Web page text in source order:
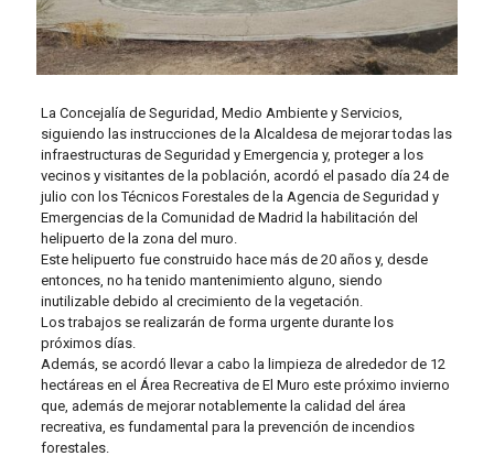
La Concejalía de Seguridad, Medio Ambiente y Servicios,
siguiendo las instrucciones de la Alcaldesa de mejorar todas las
infraestructuras de Seguridad y Emergencia y, proteger a los
vecinos y visitantes de la población, acordó el pasado día 24 de
julio con los Técnicos Forestales de la Agencia de Seguridad y
Emergencias de la Comunidad de Madrid la habilitación del
helipuerto de la zona del muro.
Este helipuerto fue construido hace más de 20 años y, desde
entonces, no ha tenido mantenimiento alguno, siendo
inutilizable debido al crecimiento de la vegetación.
Los trabajos se realizarán de forma urgente durante los
próximos días.
Además, se acordó llevar a cabo la limpieza de alrededor de 12
hectáreas en el Área Recreativa de El Muro este próximo invierno
que, además de mejorar notablemente la calidad del área
recreativa, es fundamental para la prevención de incendios
forestales.